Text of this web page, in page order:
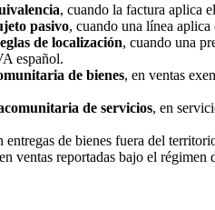
, cuando la factura aplica
pasivo, cuando una línea
de localización, cuando una
español.
de bienes, en ventas
de servicios, en
entregas de bienes fuera del
ventas reportadas bajo el régimen